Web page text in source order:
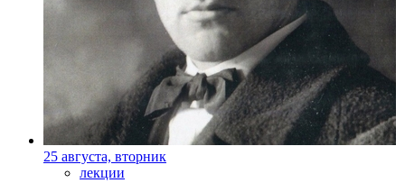
25 августа, вторник
лекции